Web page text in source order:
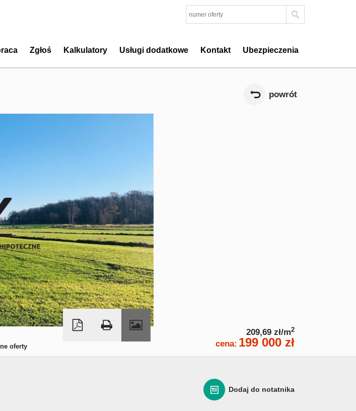
Zgłoś Kalkulatory Usługi dodatkowe Kontakt Ubezpieczenia
powrót
209,69 zł/m2
cena: 199 000 zł
Dodaj do notatnika
oferty